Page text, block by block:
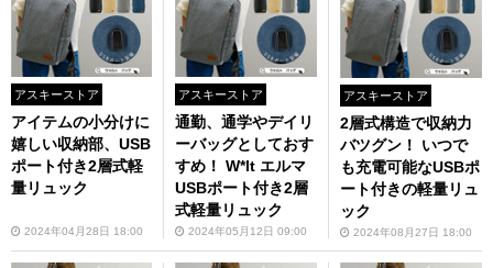
アスキーストア
アイテムの小分けに
嬉しい収納部、USB
ポート付き2層式軽
量リュック
2024年04月28日 18:00
アスキーストア
通勤、通学やデイリ
ーバッグとしておす
すめ！ W*lt エルマ
USBポート付き2層
式軽量リュック
2024年05月12日 09:00
アスキーストア
2層式構造で収納力
バツグン！ いつで
も充電可能なUSBポ
ート付きの軽量リュ
ック
2024年08月27日 18:00